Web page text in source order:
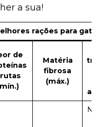
a sua!
rações para
de
Matéria
fibrosa
(máx.)